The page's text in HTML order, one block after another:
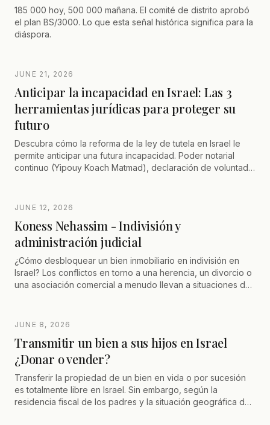
185 000 hoy, 500 000 mañana. El comité de distrito aprobó
el plan BS/3000. Lo que esta señal histórica significa para la
diáspora.
JUNE 21, 2026
Anticipar la incapacidad en Israel: Las 3
herramientas jurídicas para proteger su
futuro
Descubra cómo la reforma de la ley de tutela en Israel le
permite anticipar una futura incapacidad. Poder notarial
continuo (Yipouy Koach Matmad), declaración de voluntad y
JUNE 12, 2026
Koness Nehassim - Indivisión y
administración judicial
¿Cómo desbloquear un bien inmobiliario en indivisión en
Israel? Los conflictos en torno a una herencia, un divorcio o
una asociación comercial a menudo llevan a situaciones de
(Koness Nehassim) permiten forzar legalmente la venta de
copropiedad evitando las trampas fiscales y financieras.
JUNE 8, 2026
Transmitir un bien a sus hijos en Israel
¿Donar o vender?
Transferir la propiedad de un bien en vida o por sucesión
es totalmente libre en Israel. Sin embargo, según la
residencia fiscal de los padres y la situación geográfica de